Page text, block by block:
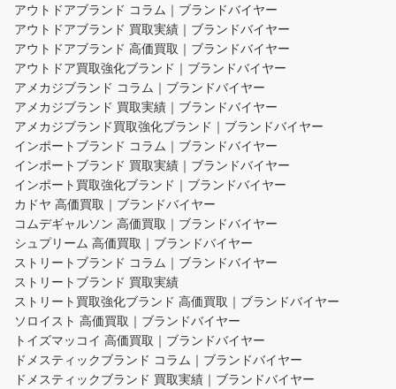
アウトドアブランド コラム｜ブランドバイヤー
アウトドアブランド 買取実績｜ブランドバイヤー
アウトドアブランド 高価買取｜ブランドバイヤー
アウトドア買取強化ブランド｜ブランドバイヤー
アメカジブランド コラム｜ブランドバイヤー
アメカジブランド 買取実績｜ブランドバイヤー
アメカジブランド買取強化ブランド｜ブランドバイヤー
インポートブランド コラム｜ブランドバイヤー
インポートブランド 買取実績｜ブランドバイヤー
インポート買取強化ブランド｜ブランドバイヤー
カドヤ 高価買取｜ブランドバイヤー
コムデギャルソン 高価買取｜ブランドバイヤー
シュプリーム 高価買取｜ブランドバイヤー
ストリートブランド コラム｜ブランドバイヤー
ストリートブランド 買取実績
ストリート買取強化ブランド 高価買取｜ブランドバイヤー
ソロイスト 高価買取｜ブランドバイヤー
トイズマッコイ 高価買取｜ブランドバイヤー
ドメスティックブランド コラム｜ブランドバイヤー
ドメスティックブランド 買取実績｜ブランドバイヤー